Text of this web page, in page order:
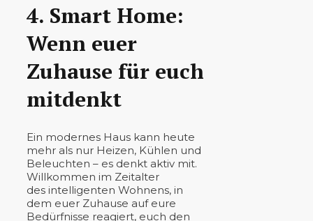
4. Smart Home:
Wenn euer
Zuhause für euch
mitdenkt
Ein modernes Haus kann heute
mehr als nur Heizen, Kühlen und
Beleuchten – es denkt aktiv mit.
Willkommen im Zeitalter
des intelligenten Wohnens, in
dem euer Zuhause auf eure
Bedürfnisse reagiert, euch den